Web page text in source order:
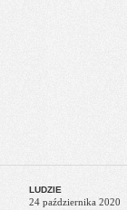
LUDZIE
24 października 2020